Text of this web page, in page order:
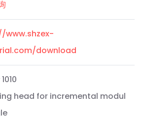
www.shzex-
download
head for incremental modul